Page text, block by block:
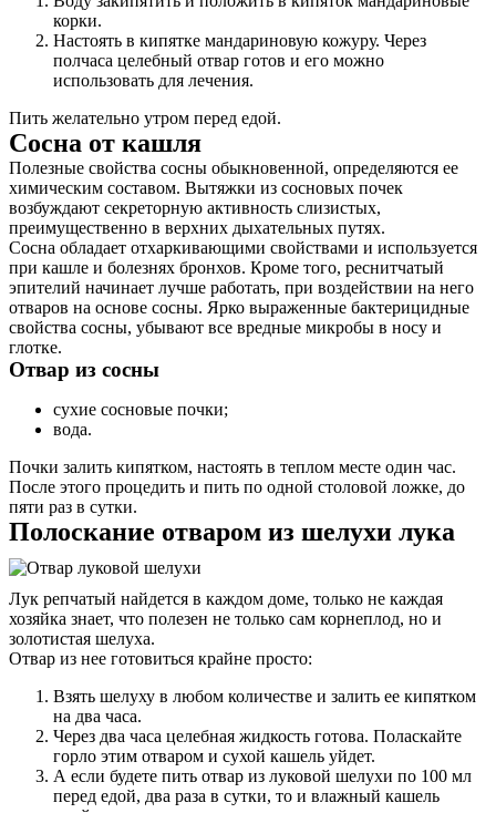
корки.
Настоять в кипятке мандариновую кожуру. Через
полчаса целебный отвар готов и его можно
использовать для лечения.
Пить желательно утром перед едой.
Сосна от кашля
Полезные свойства сосны обыкновенной, определяются ее
химическим составом. Вытяжки из сосновых почек
возбуждают секреторную активность слизистых,
преимущественно в верхних дыхательных путях.
Сосна обладает отхаркивающими свойствами и используется
при кашле и болезнях бронхов. Кроме того, реснитчатый
эпителий начинает лучше работать, при воздействии на него
отваров на основе сосны. Ярко выраженные бактерицидные
свойства сосны, убывают все вредные микробы в носу и
глотке.
Отвар из сосны
сухие сосновые почки;
вода.
Почки залить кипятком, настоять в теплом месте один час.
После этого процедить и пить по одной столовой ложке, до
пяти раз в сутки.
Полоскание отваром из шелухи лука
Лук репчатый найдется в каждом доме, только не каждая
хозяйка знает, что полезен не только сам корнеплод, но и
золотистая шелуха.
Отвар из нее готовиться крайне просто:
Взять шелуху в любом количестве и залить ее кипятком
на два часа.
Через два часа целебная жидкость готова. Поласкайте
горло этим отваром и сухой кашель уйдет.
А если будете пить отвар из луковой шелухи по 100 мл
перед едой, два раза в сутки, то и влажный кашель